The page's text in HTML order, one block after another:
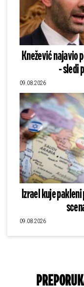
Knežević najavio
- sledi
09.08.2026
Izrael kuje
09.08.2026